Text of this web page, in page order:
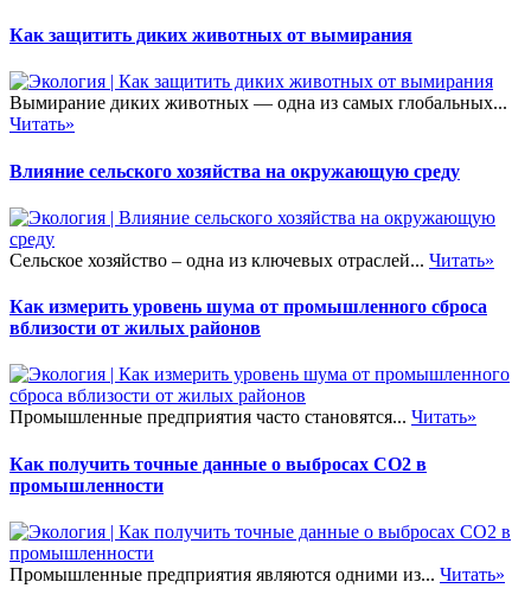
Как защитить диких животных от вымирания
Вымирание диких животных — одна из самых глобальных...
Читать»
Влияние сельского хозяйства на окружающую среду
Сельское хозяйство – одна из ключевых отраслей... Читать»
Как измерить уровень шума от промышленного сброса
вблизости от жилых районов
Промышленные предприятия часто становятся... Читать»
Как получить точные данные о выбросах CO2 в
промышленности
Промышленные предприятия являются одними из... Читать»